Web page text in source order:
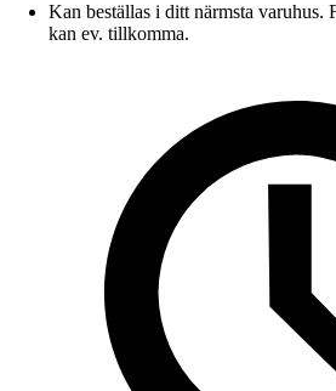
Kan beställas i ditt närmsta varuhus.
kan ev. tillkomma.